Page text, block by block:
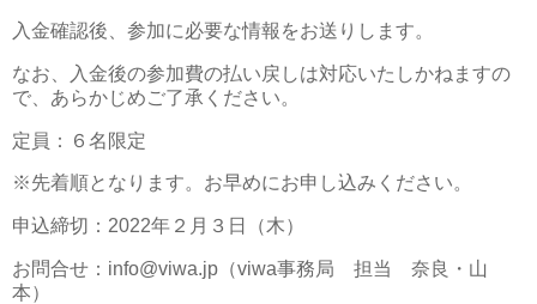
入金確認後、参加に必要な情報をお送りします。
なお、入金後の参加費の払い戻しは対応いたしかねますの
で、あらかじめご了承ください。
定員：６名限定
※先着順となります。お早めにお申し込みください。
申込締切：2022年２月３日（木）
お問合せ：info@viwa.jp（viwa事務局 担当 奈良・山
本）